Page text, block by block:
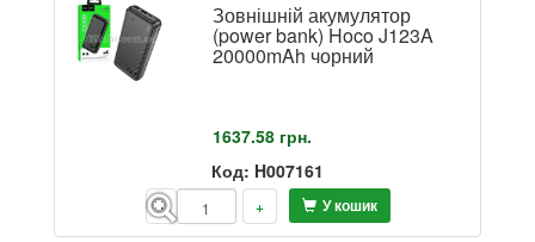
Зовнішній акумулятор
(power bank) Hoco J123A
20000mAh чорний
1637.58 грн.
Код: H007161
- + У кошик